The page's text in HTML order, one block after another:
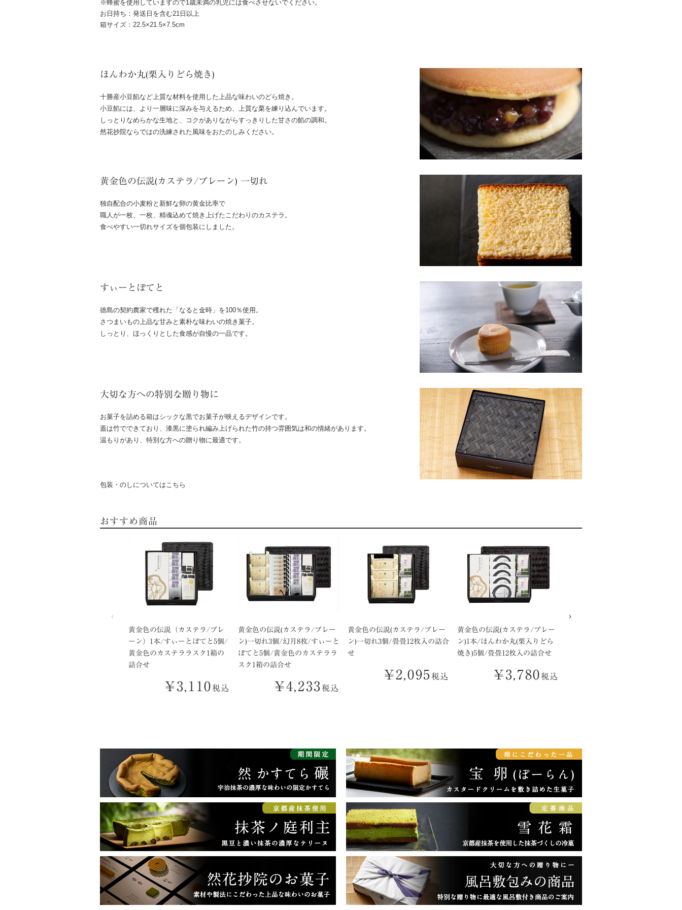
※蜂蜜を使用していますので1歳未満の乳児には食べさせないでください。
お日持ち：発送日を含む21日以上
箱サイズ：22.5×21.5×7.5cm
ほんわか丸(栗入りどら焼き)
十勝産小豆餡など上質な材料を使用した上品な味わいのどら焼き。
小豆餡には、より一層味に深みを与えるため、上質な栗を練り込んでいます。
しっとりなめらかな生地と、コクがありながらすっきりした甘さの餡の調和。
然花抄院ならではの洗練された風味をおたのしみください。
黄金色の伝説(カステラ/プレーン) 一切れ
独自配合の小麦粉と新鮮な卵の黄金比率で
職人が一枚、一枚、精魂込めて焼き上げたこだわりのカステラ。
食べやすい一切れサイズを個包装にしました。
すぃーとぽてと
徳島の契約農家で穫れた「なると金時」を100％使用。
さつまいもの上品な甘みと素朴な味わいの焼き菓子。
しっとり、ほっくりとした食感が自慢の一品です。
大切な方への特別な贈り物に
お菓子を詰める箱はシックな黒でお菓子が映えるデザインです。
蓋は竹でできており、漆黒に塗られ編み上げられた竹の持つ雰囲気は和の情緒があります。
温もりがあり、特別な方への贈り物に最適です。
包装・のしについてはこちら
おすすめ商品
黄金色の伝説（カステラ/プレ
ーン）1本/すぃーとぽてと5個/
黄金色のカステララスク1箱の
詰合せ
¥3,110税込
黄金色の伝説(カステラ/プレー
ン)一切れ3個/幻月8枚/すぃーと
ぽてと5個/黄金色のカステララ
スク1箱の詰合せ
¥4,233 税込
黄金色の伝説(カステラ/プレー
ン)一切れ3個/畳畳12枚入の詰合
せ
¥2,095税込
黄金色の伝説(カステラ/プレー
ン)1本/ほんわか丸(栗入りどら
焼き)5個/畳畳12枚入の詰合せ
¥3,780税込